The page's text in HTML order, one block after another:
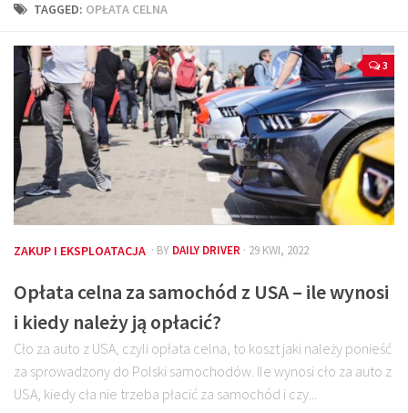
Technika jazdy
Kalkulatory
Przelicznik mocy
Auto z niemiec
Galerie
TAGGED: OPŁATA CELNA
3
ZAKUP I EKSPLOATACJA · BY DAILY DRIVER · 29 KWI, 2022
Opłata celna za samochód z USA – ile wynosi
i kiedy należy ją opłacić?
Cło za auto z USA, czyli opłata celna, to koszt jaki należy ponieść
za sprowadzony do Polski samochodów. Ile wynosi cło za auto z
USA, kiedy cła nie trzeba płacić za samochód i czy...